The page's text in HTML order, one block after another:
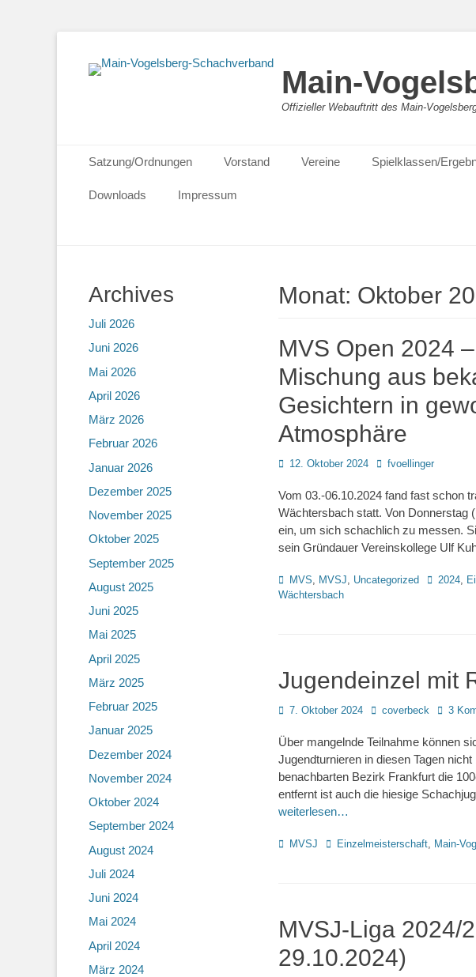
Main-
Offizieller Webauftritt des Main-
Primäres Menü
Inhalt
springen
Satzung/Ordnungen Vorstand Vereine Spielklassen/
Downloads
Impressum
Monat: Oktober
MVS Open 2024
Mischung aus
Gesichtern in
Atmosphäre
Posted
12. Oktober 2024 Autorfvoellinger
Vom 03.-06.10.2024 fand fast schon
Wächtersbach statt. Von Donnerstag
ein, um sich schachlich zu messen.
sein Gründauer Vereinskollege Ulf
Kategorien
MVS, MVSJ, Uncategorized 2024,
Wächtersbach
Jugendeinzel mit
Posted
7. Oktober 2024 Autorcoverbeck 3
Über mangelnde Teilnahme können
Jugendturnieren in diesen Tagen
benachbarten Bezirk Frankfurt die
entfernt ist auch die hiesige
weiterlesen…
Kategorien
MVSJ Schlagworte
Einzelmeisterschaft, Main-
MVSJ-Liga 2024/
29.10.2024)
Archives
Juli 2026
Juni 2026
Mai 2026
April 2026
März 2026
Februar 2026
Januar 2026
Dezember 2025
November 2025
Oktober 2025
September 2025
August 2025
Juni 2025
Mai 2025
April 2025
März 2025
Februar 2025
Januar 2025
Dezember 2024
November 2024
Oktober 2024
September 2024
August 2024
Juli 2024
Juni 2024
Mai 2024
April 2024
März 2024